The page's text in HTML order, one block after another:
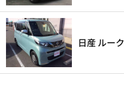
日産 ルー